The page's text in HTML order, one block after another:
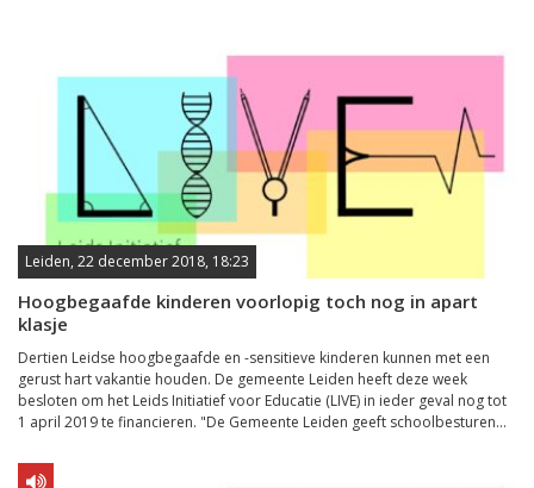
Leiden, 22 december 2018, 18:23
Hoogbegaafde kinderen voorlopig toch nog in apart
klasje
Dertien Leidse hoogbegaafde en -sensitieve kinderen kunnen met een
gerust hart vakantie houden. De gemeente Leiden heeft deze week
besloten om het Leids Initiatief voor Educatie (LIVE) in ieder geval nog tot
1 april 2019 te financieren. "De Gemeente Leiden geeft schoolbesturen...